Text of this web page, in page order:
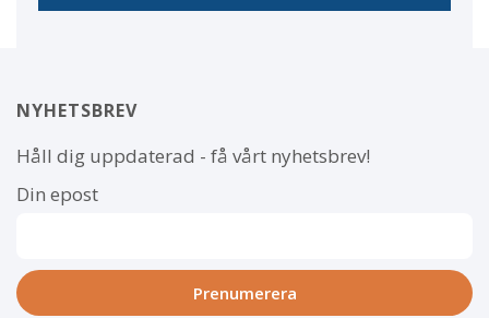
NYHETSBREV
Håll dig uppdaterad - få vårt nyhetsbrev!
Din epost